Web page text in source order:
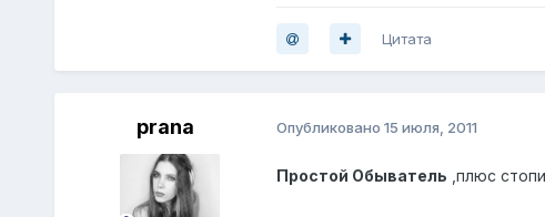
Цитата
prana Опубликовано 15 июля, 2011
Простой Обыватель ,плюс